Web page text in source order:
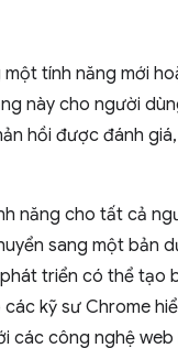
tính năng mới
này cho người
hồi được đánh
năng cho tất cả
sang một bản
triển có thể tạo
kỹ sư Chrome
các công nghệ web